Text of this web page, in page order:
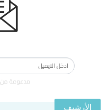
مدعومة من
الأرشيف